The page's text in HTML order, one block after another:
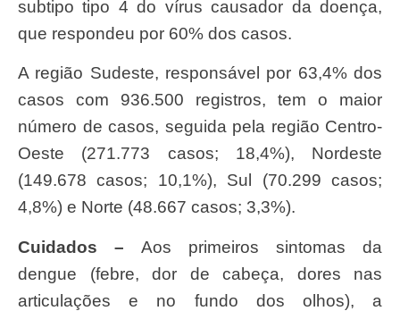
subtipo tipo 4 do vírus causador da doença,
que respondeu por 60% dos casos.
A região Sudeste, responsável por 63,4% dos
casos com 936.500 registros, tem o maior
número de casos, seguida pela região Centro-
Oeste (271.773 casos; 18,4%), Nordeste
(149.678 casos; 10,1%), Sul (70.299 casos;
4,8%) e Norte (48.667 casos; 3,3%).
Cuidados – Aos primeiros sintomas da
dengue (febre, dor de cabeça, dores nas
articulações e no fundo dos olhos), a